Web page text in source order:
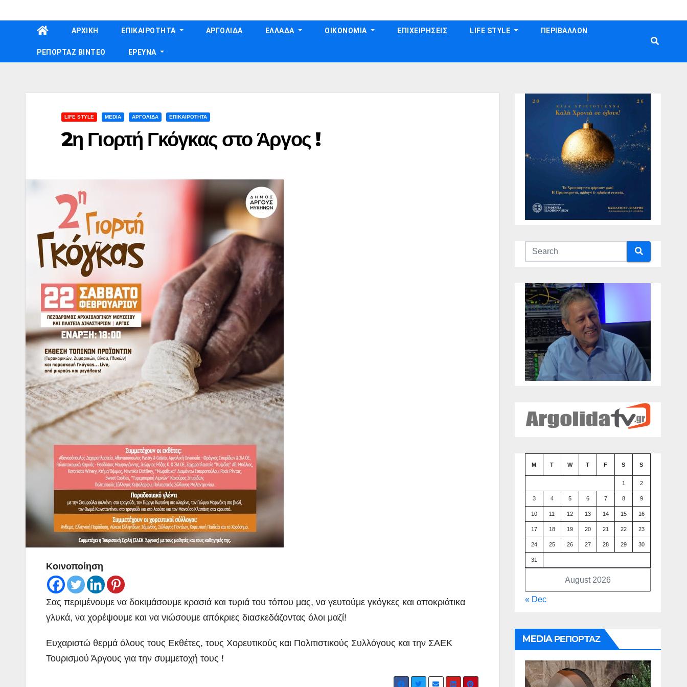
to
ΑΡΧΙΚΗ ΕΠΙΚΑΙΡΟΤΗΤΑ ΑΡΓΟΛΙΔΑ ΕΛΛΑΔΑ ΟΙΚΟΝΟΜΙΑ ΕΠΙΧΕΙΡΗΣΕΙΣ LIFE STYLE ΠΕΡΙΒΑΛΛΟΝ
ΡΕΠΟΡΤΑΖ ΒΙΝΤΕΟ ΕΡΕΥΝΑ
LIFE STYLE MEDIA ΑΡΓΟΛΙΔΑ ΕΠΙΚΑΙΡΟΤΗΤΑ
2η Γιορτή Γκόγκας στο Άργος !
Κοινοποίηση
Σας περιμένουμε να δοκιμάσουμε κρασιά και τυριά του τόπου μας, να γευτούμε γκόγκες και αποκριάτικα
γλυκά, να χορέψουμε και να νιώσουμε απόκριες διασκεδάζοντας όλοι μαζί!
Ευχαριστώ θερμά όλους τους Εκθέτες, τους Χορευτικούς και Πολιτιστικούς Συλλόγους και την ΣΑΕΚ
Τουρισμού Άργους για την συμμετοχή τους !
August 2026
M T W T F S S
1 2
3 4 5 6 7 8 9
10 11 12 13 14 15 16
17 18 19 20 21 22 23
24 25 26 27 28 29 30
31
« Dec
MEDIA ΡΕΠΟΡΤΑΖ